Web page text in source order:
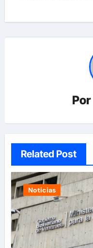
Por
Related Post
Noticias